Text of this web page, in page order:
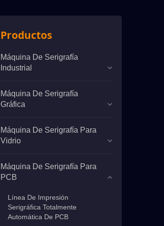
Productos
Máquina De Serigrafía
Industrial
Máquina De Serigrafía
Gráfica
Máquina De Serigrafía Para
Vidrio
Máquina De Serigrafía Para
PCB
Línea De Impresión
Serigráfica Totalmente
Automática De PCB